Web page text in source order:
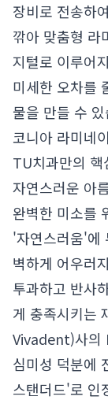
장비로 전송하
깎아 맞춤형 라
지털로 이루어
미세한 오차를
물을 만들 수
코니아 라미네
TU치과만의 핵
자연스러운 아
완벽한 미소를
'자연스러움'에
벽하게 어우러
투과하고 반사
게 충족시키는
Vivadent)사의
심미성 덕분에
스탠더드'로 인